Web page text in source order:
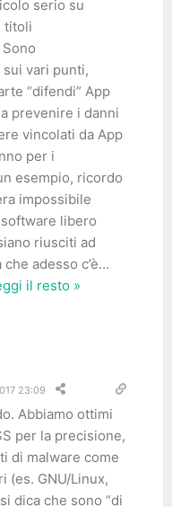
serio su
titoli
sui vari punti,
“difendi” App
a prevenire i danni
vincolati da App
per i
esempio, ricordo
impossibile
libero
riusciti ad
adesso c’è…
il resto »
23:09
Abbiamo ottimi
per la precisione,
di malware come
(es. GNU/Linux,
dica che sono “di